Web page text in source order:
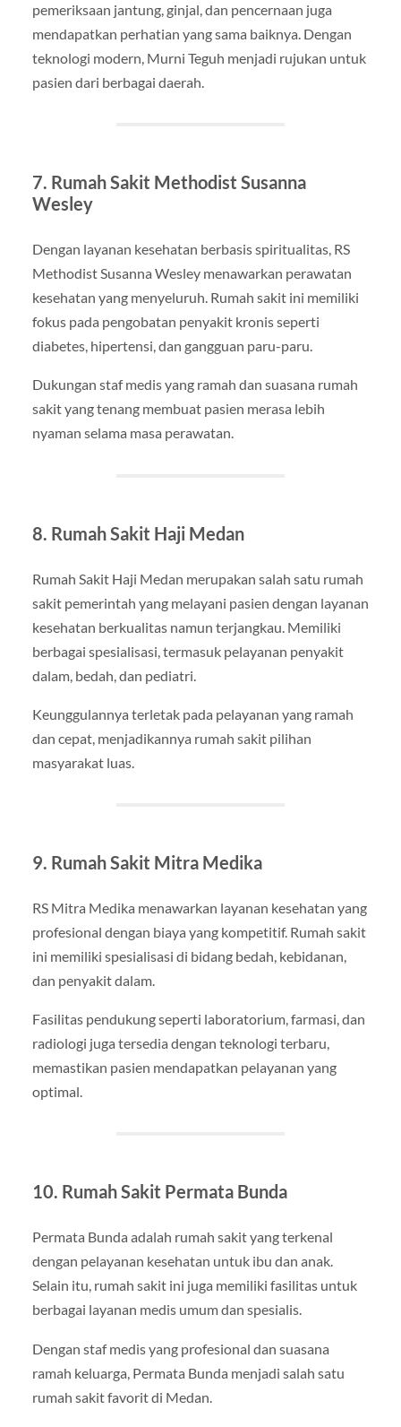
pemeriksaan jantung, ginjal, dan pencernaan juga
mendapatkan perhatian yang sama baiknya. Dengan
teknologi modern, Murni Teguh menjadi rujukan untuk
pasien dari berbagai daerah.
7. Rumah Sakit Methodist Susanna
Wesley
Dengan layanan kesehatan berbasis spiritualitas, RS
Methodist Susanna Wesley menawarkan perawatan
kesehatan yang menyeluruh. Rumah sakit ini memiliki
fokus pada pengobatan penyakit kronis seperti
diabetes, hipertensi, dan gangguan paru-paru.
Dukungan staf medis yang ramah dan suasana rumah
sakit yang tenang membuat pasien merasa lebih
nyaman selama masa perawatan.
8. Rumah Sakit Haji Medan
Rumah Sakit Haji Medan merupakan salah satu rumah
sakit pemerintah yang melayani pasien dengan layanan
kesehatan berkualitas namun terjangkau. Memiliki
berbagai spesialisasi, termasuk pelayanan penyakit
dalam, bedah, dan pediatri.
Keunggulannya terletak pada pelayanan yang ramah
dan cepat, menjadikannya rumah sakit pilihan
masyarakat luas.
9. Rumah Sakit Mitra Medika
RS Mitra Medika menawarkan layanan kesehatan yang
profesional dengan biaya yang kompetitif. Rumah sakit
ini memiliki spesialisasi di bidang bedah, kebidanan,
dan penyakit dalam.
Fasilitas pendukung seperti laboratorium, farmasi, dan
radiologi juga tersedia dengan teknologi terbaru,
memastikan pasien mendapatkan pelayanan yang
optimal.
10. Rumah Sakit Permata Bunda
Permata Bunda adalah rumah sakit yang terkenal
dengan pelayanan kesehatan untuk ibu dan anak.
Selain itu, rumah sakit ini juga memiliki fasilitas untuk
berbagai layanan medis umum dan spesialis.
Dengan staf medis yang profesional dan suasana
ramah keluarga, Permata Bunda menjadi salah satu
rumah sakit favorit di Medan.